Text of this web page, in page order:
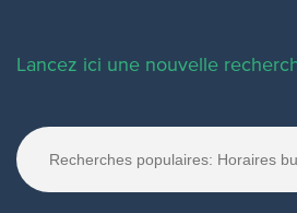
Lancez ici une nouvelle